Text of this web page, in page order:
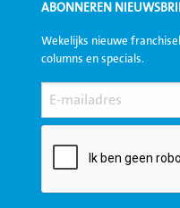
ABONNEREN
Wekelijks nieuwe
columns en specials.